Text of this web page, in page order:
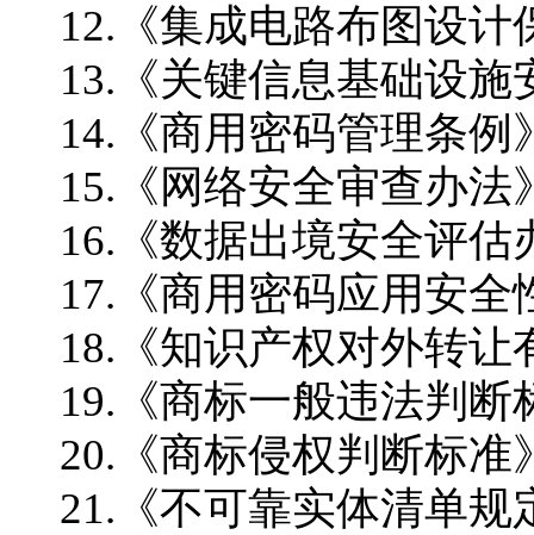
12.《集成电路布图设计
13.《关键信息基础设施
14.《商用密码管理条例
15.《网络安全审查办法
16.《数据出境安全评估
17.《商用密码应用安全
18.《知识产权对外转
19.《商标一般违法判断
20.《商标侵权判断标准
21.《不可靠实体清单规